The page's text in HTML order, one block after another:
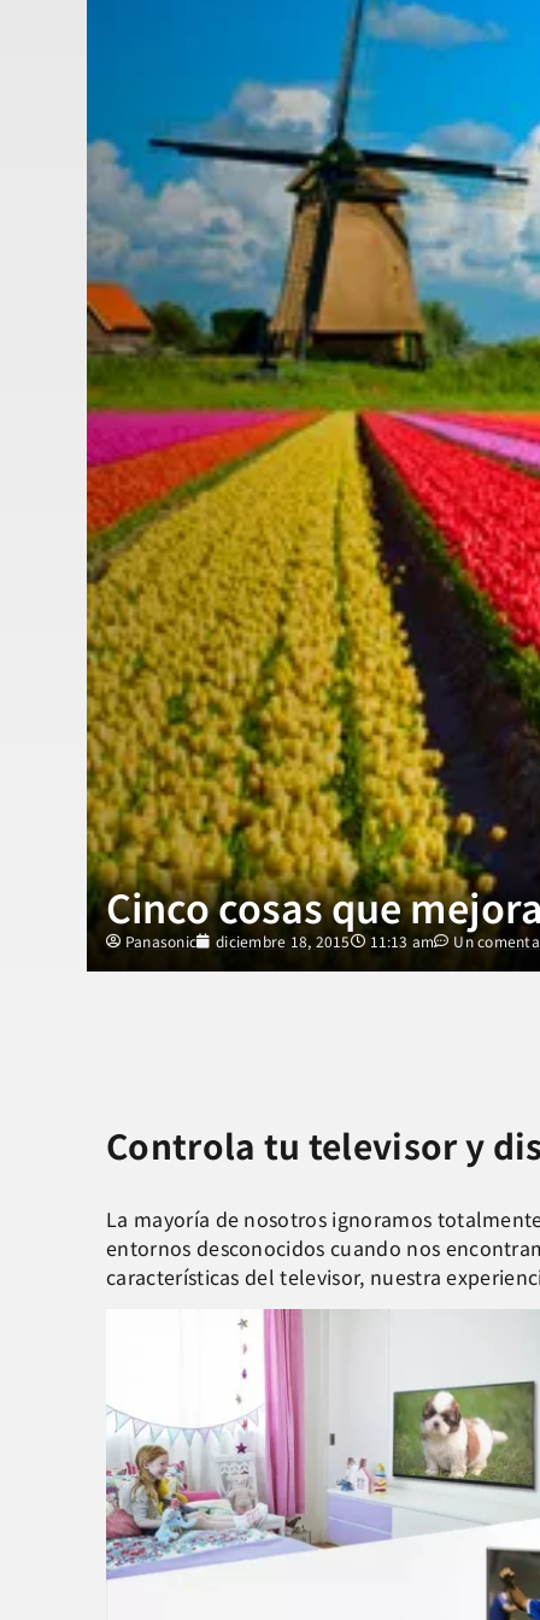
Cinco cosas que
Panasonic diciembre 18, 2015 11:13 am Un
Controla tu televisor y
La mayoría de nosotros ignoramos
entornos desconocidos cuando nos
características del televisor, nuestra